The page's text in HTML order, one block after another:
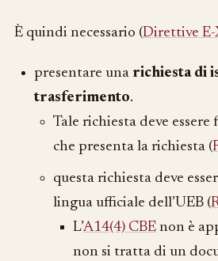
È quindi necessario (Direttive
presentare una richiesta di
trasferimento.
Tale richiesta deve
che presenta la richiesta (
questa richiesta deve
lingua ufficiale dell’UEB (
L’A14(4) CBE non è
non si tratta di un